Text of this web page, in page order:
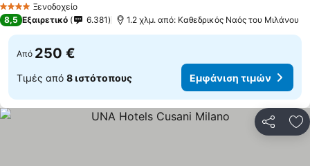
4 ΑστέριαΞενοδοχείο
8,5 Εξαιρετικό 6.381 1.2 χλμ. από: Καθεδρικός Ναός του Μιλάνου
Από 250 €
Τιμές από 8 ιστότοπους Εμφάνιση τιμών